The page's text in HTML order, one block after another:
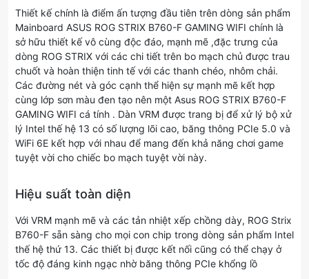
Thiết kế chính là điểm ấn tượng đầu tiên trên dòng sản phẩm
Mainboard ASUS ROG STRIX B760-F GAMING WIFI chính là
sở hữu thiết kế vô cùng độc đáo, mạnh mẽ ,đặc trưng của
dòng ROG STRIX với các chi tiết trên bo mạch chủ được trau
chuốt và hoàn thiện tinh tế với các thanh chéo, nhôm chải.
Các đường nét và góc cạnh thể hiện sự mạnh mẽ kết hợp
cùng lớp sơn màu đen tạo nên một Asus ROG STRIX B760-F
GAMING WIFI cá tính . Dàn VRM được trang bị để xử lý bộ xử
lý Intel thế hệ 13 có số lượng lõi cao, băng thông PCIe 5.0 và
WiFi 6E kết hợp với nhau để mang đến khả năng chơi game
tuyệt vời cho chiếc bo mạch tuyệt vời này.
Hiệu suất toàn diện
Với VRM mạnh mẽ và các tản nhiệt xếp chồng dày, ROG Strix
B760-F sẵn sàng cho mọi con chip trong dòng sản phẩm Intel
thế hệ thứ 13. Các thiết bị được kết nối cũng có thể chạy ở
tốc độ đáng kinh ngạc nhờ băng thông PCIe khổng lồ